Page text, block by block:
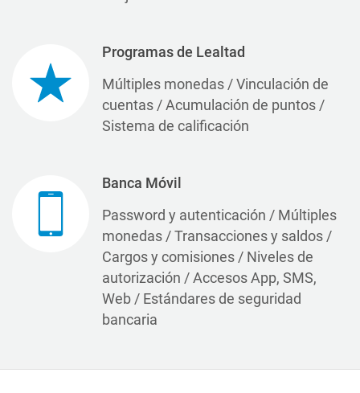
Programas de Lealtad
Múltiples monedas / Vinculación de
cuentas / Acumulación de puntos /
Sistema de calificación
Banca Móvil
Password y autenticación / Múltiples
monedas / Transacciones y saldos /
Cargos y comisiones / Niveles de
autorización / Accesos App, SMS,
Web / Estándares de seguridad
bancaria